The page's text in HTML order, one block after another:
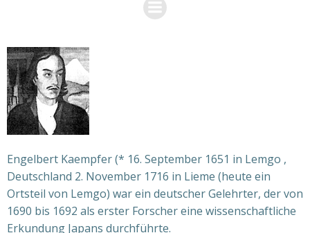
Engelbert Kaempfer (* 16. September 1651 in Lemgo ,
Deutschland 2. November 1716 in Lieme (heute ein
Ortsteil von Lemgo) war ein deutscher Gelehrter, der von
1690 bis 1692 als erster Forscher eine wissenschaftliche
Erkundung Japans durchführte.